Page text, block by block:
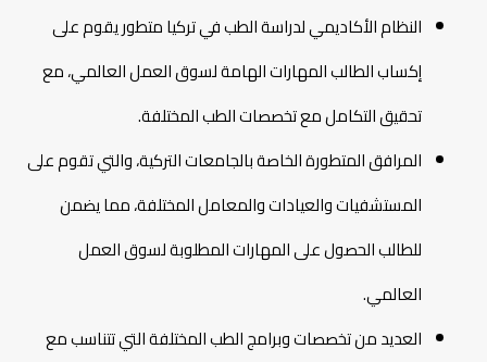
النظام الأكاديمي لدراسة الطب في تركيا متطور يقوم على
إكساب الطالب المهارات الهامة لسوق العمل العالمي، مع
تحقيق التكامل مع تخصصات الطب المختلفة.
المرافق المتطورة الخاصة بالجامعات التركية، والتي تقوم على
المستشفيات والعيادات والمعامل المختلفة، مما يضمن
للطالب الحصول على المهارات المطلوبة لسوق العمل
العالمي.
العديد من تخصصات وبرامج الطب المختلفة التي تتناسب مع